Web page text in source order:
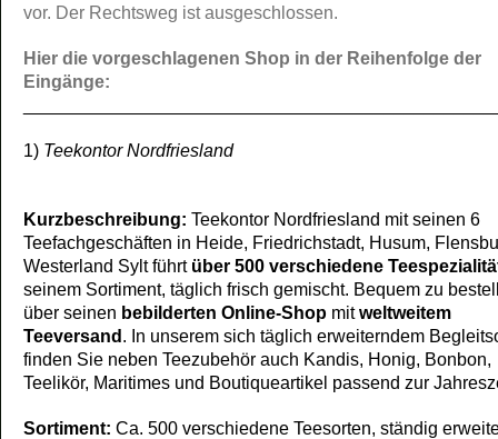
vor. Der Rechtsweg ist ausgeschlossen.
Hier die vorgeschlagenen Shop in der Reihenfolge der
Eingänge:
1) Teekontor Nordfriesland
Kurzbeschreibung: Teekontor Nordfriesland mit seinen 6
Teefachgeschäften in Heide, Friedrichstadt, Husum,
Westerland Sylt führt über 500 verschiedene
seinem Sortiment, täglich frisch gemischt. Bequem zu
über seinen bebilderten Online-Shop mitweltweitem
Teeversand . In unserem sich täglich erweiterndem
finden Sie neben Teezubehör auch Kandis, Honig, Bonbon,
Teelikör, Maritimes und Boutiqueartikel passend zur
Sortiment: Ca. 500 verschiedene Teesorten, ständig